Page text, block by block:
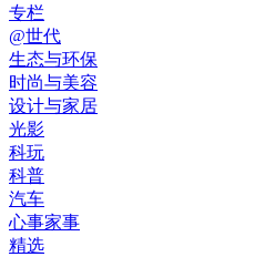
专栏
@世代
生态与环保
时尚与美容
设计与家居
光影
科玩
科普
汽车
心事家事
精选